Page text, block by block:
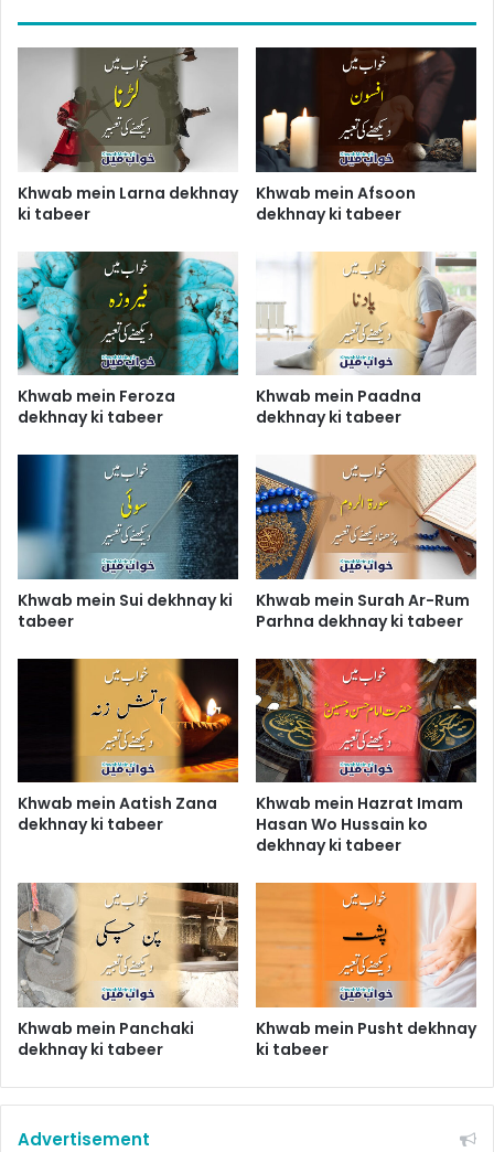
Khwab mein Larna dekhnay
ki tabeer
Khwab mein Afsoon
dekhnay ki tabeer
Khwab mein Feroza
dekhnay ki tabeer
Khwab mein Paadna
dekhnay ki tabeer
Khwab mein Sui dekhnay ki
tabeer
Khwab mein Surah Ar-Rum
Parhna dekhnay ki tabeer
Khwab mein Aatish Zana
dekhnay ki tabeer
Khwab mein Hazrat Imam
Hasan Wo Hussain ko
dekhnay ki tabeer
Khwab mein Panchaki
dekhnay ki tabeer
Khwab mein Pusht dekhnay
ki tabeer
Advertisement